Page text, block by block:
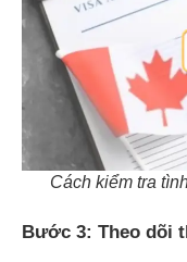
Cách kiểm tra
Bước 3: Theo dõi